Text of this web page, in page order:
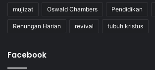
mujizat Oswald Chambers Pendidikan
Renungan Harian revival tubuh kristus
Facebook